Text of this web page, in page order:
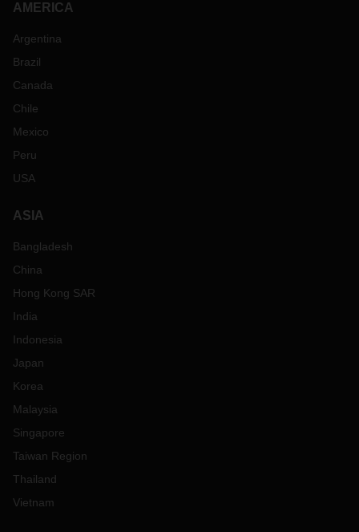
AMERICA
Argentina
Brazil
Canada
Chile
Mexico
Peru
USA
ASIA
Bangladesh
China
Hong Kong SAR
India
Indonesia
Japan
Korea
Malaysia
Singapore
Taiwan Region
Thailand
Vietnam